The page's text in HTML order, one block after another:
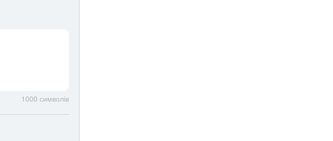
1000 символів